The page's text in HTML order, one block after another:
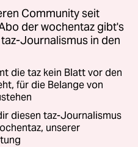
Community seit
der wochentaz gibt's
Journalismus in den
die taz kein Blatt vor den
für die Belange von
diesen taz-Journalismus
unserer